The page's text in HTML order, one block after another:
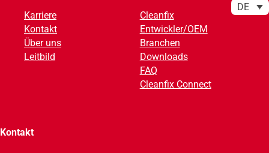
Kontakt
Karriere
Kontakt
Über uns
Leitbild
Cleanfix
Entwickler/OEM
Branchen
Downloads
FAQ
Cleanfix Connect
DE